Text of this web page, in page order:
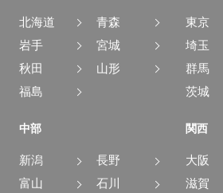
北海道
青森
岩手
宮城
秋田
山形
福島
東京
埼玉
群馬
茨城
中部
新潟
長野
富山
石川
関西
大阪
滋賀